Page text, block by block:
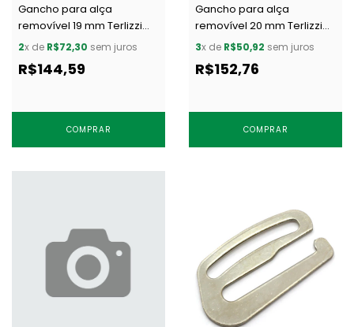
Gancho para alça
removível 19 mm Terlizzi
010 ouro c/ 100 un
2x de R$72,30 sem juros
R$144,59
COMPRAR
Gancho para alça
removível 20 mm Terlizzi
23 ouro c/ 100
3x de R$50,92 sem juros
R$152,76
COMPRAR